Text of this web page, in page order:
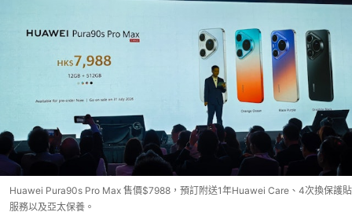
Huawei Pura90s Pro Max 售價$7988，預訂附送1年Huawei Care、4次換保護貼
服務以及亞太保養。